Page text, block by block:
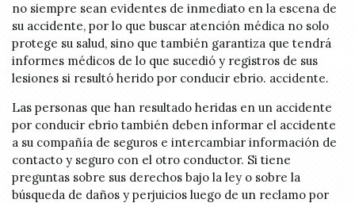
no siempre sean evidentes de inmediato en la escena de
su accidente, por lo que buscar atención médica no solo
protege su salud, sino que también garantiza que tendrá
informes médicos de lo que sucedió y registros de sus
lesiones si resultó herido por conducir ebrio. accidente.
Las personas que han resultado heridas en un accidente
por conducir ebrio también deben informar el accidente
a su compañía de seguros e intercambiar información de
contacto y seguro con el otro conductor. Si tiene
preguntas sobre sus derechos bajo la ley o sobre la
búsqueda de daños y perjuicios luego de un reclamo por